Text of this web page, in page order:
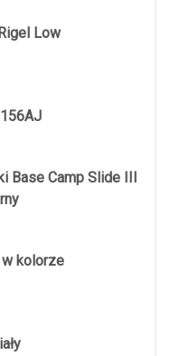
Low
Base Camp Slide III
w kolorze